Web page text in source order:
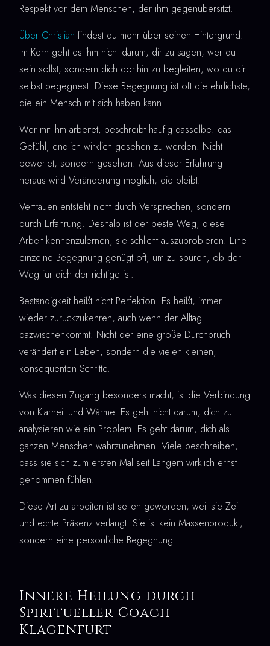
Respekt vor dem Menschen, der ihm gegenübersitzt.
Über Christian findest du mehr über seinen Hintergrund.
Im Kern geht es ihm nicht darum, dir zu sagen, wer du
sein sollst, sondern dich dorthin zu begleiten, wo du dir
selbst begegnest. Diese Begegnung ist oft die ehrlichste,
die ein Mensch mit sich haben kann.
Wer mit ihm arbeitet, beschreibt häufig dasselbe: das
Gefühl, endlich wirklich gesehen zu werden. Nicht
bewertet, sondern gesehen. Aus dieser Erfahrung
heraus wird Veränderung möglich, die bleibt.
Vertrauen entsteht nicht durch Versprechen, sondern
durch Erfahrung. Deshalb ist der beste Weg, diese
Arbeit kennenzulernen, sie schlicht auszuprobieren. Eine
einzelne Begegnung genügt oft, um zu spüren, ob der
Weg für dich der richtige ist.
Beständigkeit heißt nicht Perfektion. Es heißt, immer
wieder zurückzukehren, auch wenn der Alltag
dazwischenkommt. Nicht der eine große Durchbruch
verändert ein Leben, sondern die vielen kleinen,
konsequenten Schritte.
Was diesen Zugang besonders macht, ist die Verbindung
von Klarheit und Wärme. Es geht nicht darum, dich zu
analysieren wie ein Problem. Es geht darum, dich als
ganzen Menschen wahrzunehmen. Viele beschreiben,
dass sie sich zum ersten Mal seit Langem wirklich ernst
genommen fühlen.
Diese Art zu arbeiten ist selten geworden, weil sie Zeit
und echte Präsenz verlangt. Sie ist kein Massenprodukt,
sondern eine persönliche Begegnung.
Innere Heilung durch
Spiritueller Coach
Klagenfurt